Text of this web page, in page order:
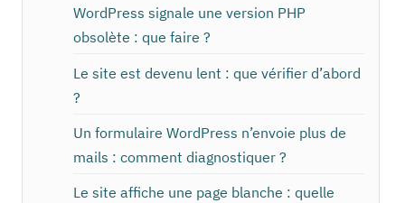
WordPress signale une version PHP
obsolète : que faire ?
Le site est devenu lent : que vérifier d’abord
?
Un formulaire WordPress n’envoie plus de
mails : comment diagnostiquer ?
Le site affiche une page blanche : quelle